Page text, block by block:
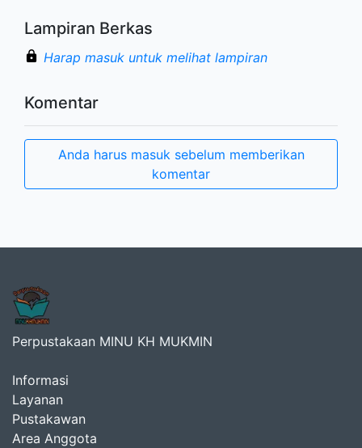
Lampiran Berkas
Harap masuk untuk melihat lampiran
Komentar
Anda harus masuk sebelum memberikan
komentar
Perpustakaan MINU KH MUKMIN
Informasi
Layanan
Pustakawan
Area Anggota